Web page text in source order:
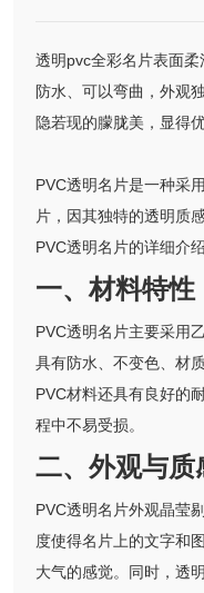
透明pvc全彩名片表面柔
防水、可以弯曲，外观
隐若现的朦胧美，显得
PVC透明名片是一种采
片，因其独特的透明质
PVC透明名片的详细介绍
一、材料特性
PVC透明名片主要采用
具有防水、不变色、材
PVC材料还具有良好的
程中不易受损。
二、外观与质
PVC透明名片外观晶莹
度使得名片上的文字和
大气的感觉。同时，透